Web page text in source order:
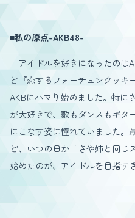
■私の原点-AKB48-
アイドルを好きになったのは
ど『恋するフォーチュンクッキ
AKBにハマり始めました。特に
が大好きで、歌もダンスもギタ
にこなす姿に憧れていました。
ど、いつの日か「さや姉と同じ
始めたのが、アイドルを目指す